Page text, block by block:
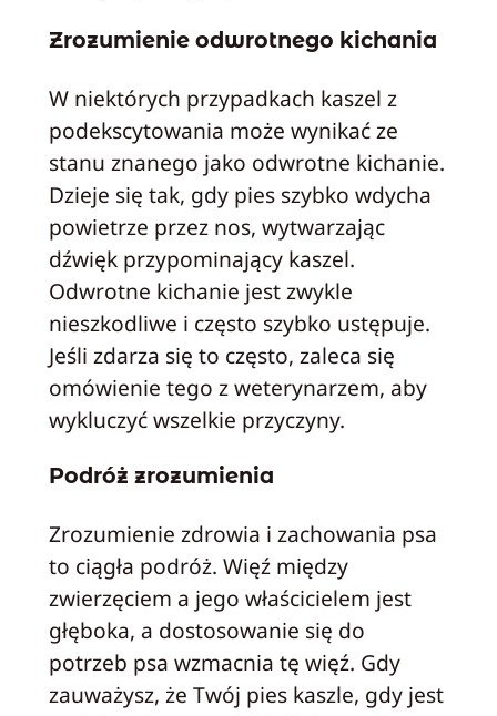
Zrozumienie odwrotnego kichania
W niektórych przypadkach kaszel z
podekscytowania może wynikać ze
stanu znanego jako odwrotne kichanie.
Dzieje się tak, gdy pies szybko wdycha
powietrze przez nos, wytwarzając
dźwięk przypominający kaszel.
Odwrotne kichanie jest zwykle
nieszkodliwe i często szybko ustępuje.
Jeśli zdarza się to często, zaleca się
omówienie tego z weterynarzem, aby
wykluczyć wszelkie przyczyny.
Podróż zrozumienia
Zrozumienie zdrowia i zachowania psa
to ciągła podróż. Więź między
zwierzęciem a jego właścicielem jest
głęboka, a dostosowanie się do
potrzeb psa wzmacnia tę więź. Gdy
zauważysz, że Twój pies kaszle, gdy jest